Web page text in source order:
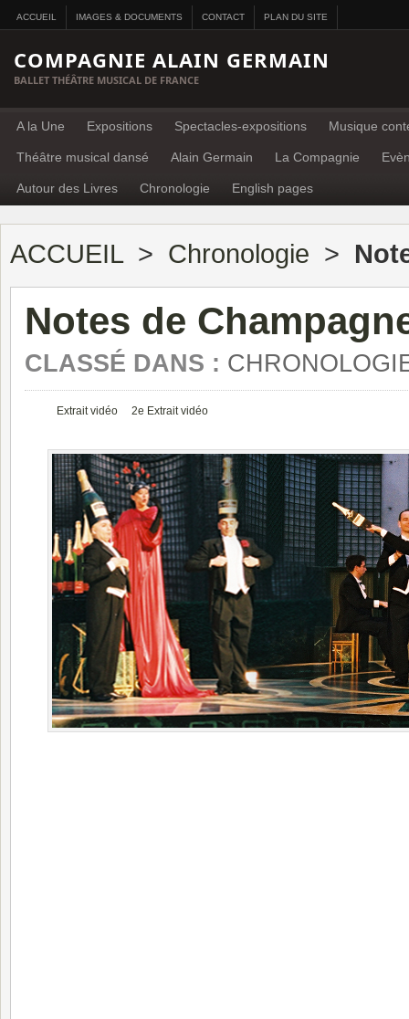
ACCUEIL IMAGES & DOCUMENTS CONTACT PLAN DU SITE
COMPAGNIE ALAIN GERMAIN
BALLET THÉÂTRE MUSICAL DE FRANCE
A la Une Expositions Spectacles-expositions Musique
Théâtre musical dansé Alain Germain La Compagnie
Autour des Livres Chronologie English pages
ACCUEIL> Chronologie >
Notes de
CLASSÉ DANS :
Extrait vidéo 2e Extrait vidéo